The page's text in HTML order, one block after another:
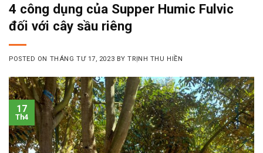
4 công dụng của Supper Humic Fulvic
đối với cây sầu riêng
POSTED ON THÁNG TƯ 17, 2023 BYTRỊNH THU HIỀN
17
Th4